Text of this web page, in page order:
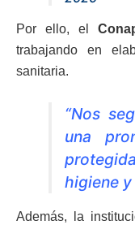
Por ello, el
trabajando en
sanitaria.
“Nos
una
higiene y
Además, la